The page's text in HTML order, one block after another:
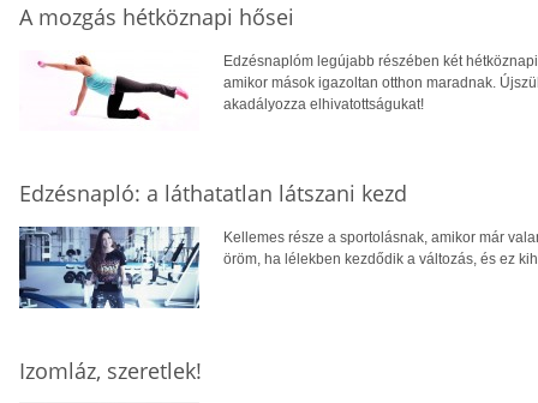
A mozgás hétköznapi hősei
Edzésnaplóm legújabb részében két
amikor mások igazoltan otthon maradnak.
akadályozza elhivatottságukat!
Edzésnapló: a láthatatlan látszani kezd
Kellemes része a sportolásnak, amikor már
öröm, ha lélekben kezdődik a változás, és ez
Izomláz, szeretlek!